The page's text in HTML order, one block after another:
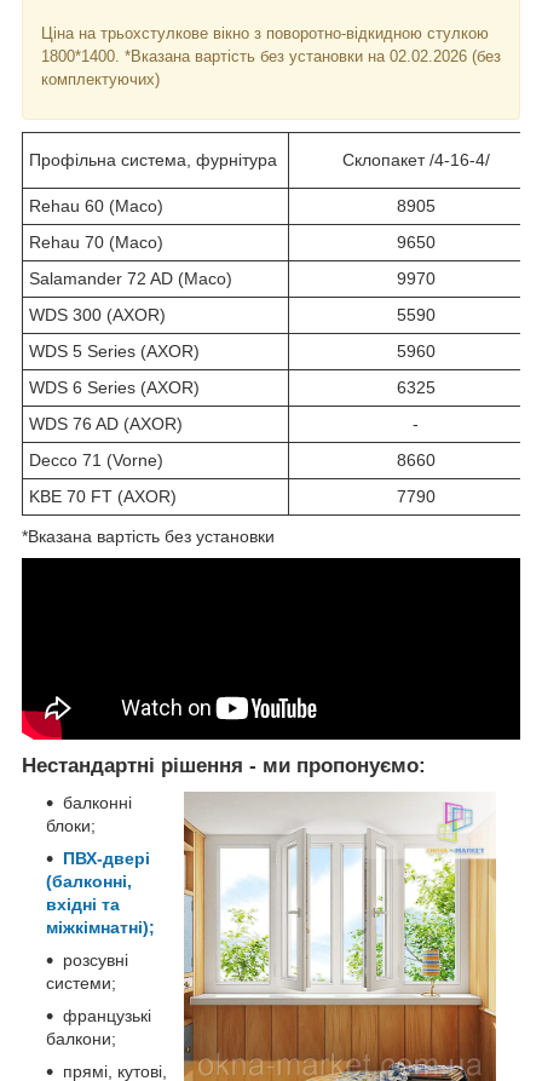
Ціна на трьохстулкове вікно з поворотно-відкидною стулкою
1800*1400. *Вказана вартість без установки на 02.02.2026 (без
комплектуючих)
Профільна система, фурнітура Склопакет /4-16-4/
Rehau 60 (Maco)
8905
Rehau 70 (Maco)
9650
Salamander 72 AD (Maco)
9970
WDS 300 (AXOR)
5590
WDS 5 Series (AXOR)
5960
WDS 6 Series (AXOR)
6325
WDS 76 AD (AXOR)
-
Decco 71 (Vorne)
8660
KBE 70 FT (AXOR)
7790
*Вказана вартість без установки
Нестандартні рішення - ми пропонуємо:
балконні
блоки;
ПВХ-двері
(балконні,
вхідні та
міжкімнатні);
розсувні
системи;
французькі
балкони;
прямі, кутові,